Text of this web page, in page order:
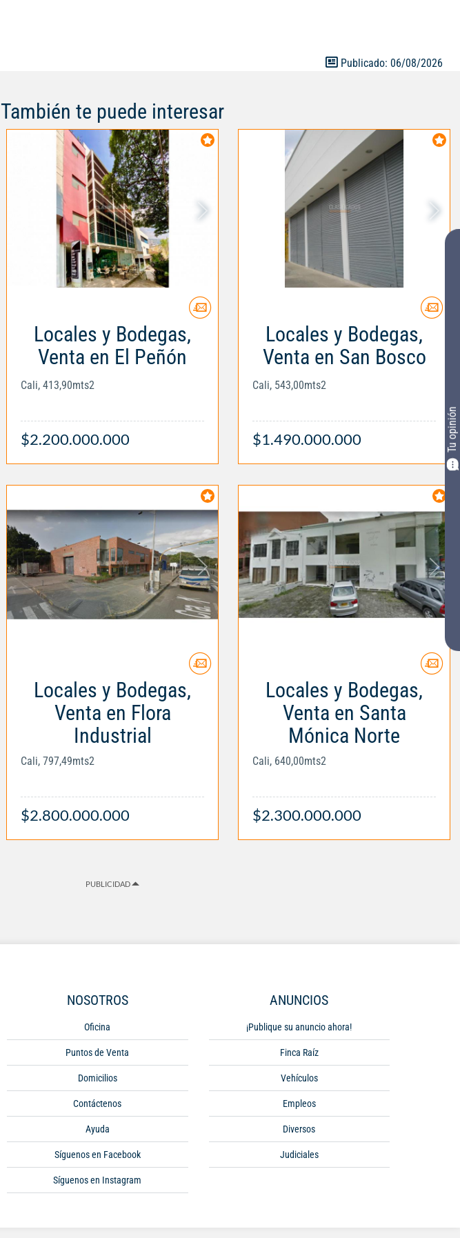
Tu opinión
Publicado: 06/08/2026
También te puede interesar
Locales y Bodegas,
Venta en El Peñón
Cali, 413,90mts2
$2.200.000.000
Locales y Bodegas,
Venta en San Bosco
Cali, 543,00mts2
$1.490.000.000
Locales y Bodegas,
Venta en Flora
Industrial
Cali, 797,49mts2
$2.800.000.000
Locales y Bodegas,
Venta en Santa
Mónica Norte
Cali, 640,00mts2
$2.300.000.000
PUBLICIDAD
NOSOTROS
Oficina
Puntos de Venta
Domicilios
Contáctenos
Ayuda
Síguenos en Facebook
Síguenos en Instagram
ANUNCIOS
¡Publique su anuncio ahora!
Finca Raíz
Vehículos
Empleos
Diversos
Judiciales